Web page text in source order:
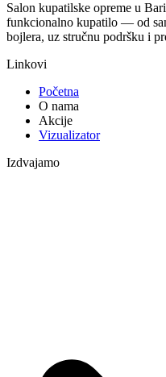
Salon kupatilske opreme u
funkcionalno kupatilo — od
bojlera, uz stručnu podršku i
Linkovi
Početna
O nama
Akcije
Vizualizator
Izdvajamo